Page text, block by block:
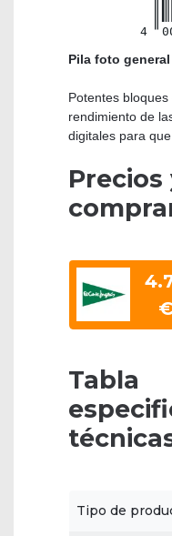
4
Pila foto general
Potentes
rendimiento de
digitales para
Tabla
Tipo de